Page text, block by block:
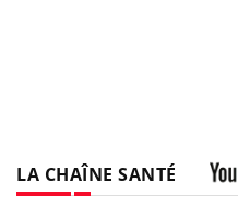
LA CHAÎNE SANTÉ